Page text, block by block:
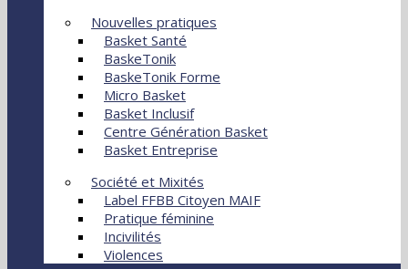
Nouvelles pratiques
Basket Santé
BaskeTonik
BaskeTonik Forme
Micro Basket
Basket Inclusif
Centre Génération Basket
Basket Entreprise
Société et Mixités
Label FFBB Citoyen MAIF
Pratique féminine
Incivilités
Violences